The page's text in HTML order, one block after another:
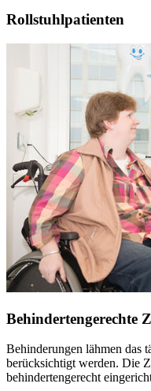
Rollstuhlpatienten
Behindertengerechte
Behinderungen lähmen das
berücksichtigt werden. Die
behindertengerecht